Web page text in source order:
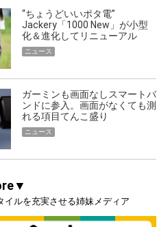
“ちょうどいいポタ電”
Jackery「1000 New」が小型
化＆進化してリニューアル
ニュース
ガーミンも画面なしスマートバ
ンドに参入。画面がなくても測
れる項目てんこ盛り
ニュース
イルを充実させる姉妹メディア